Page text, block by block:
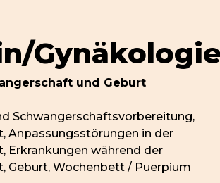
und Geburt
Schwangerschaftsvorbereitung,
Anpassungsstörungen in der
Erkrankungen während der
Geburt, Wochenbett / Puerpium